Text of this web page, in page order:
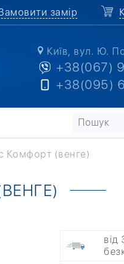
замір
Київ, вул. Ю.
+38(067)
+38(095)
Комфорт (венге)
від